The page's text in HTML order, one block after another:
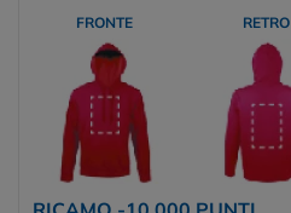
FRONTE RETRO